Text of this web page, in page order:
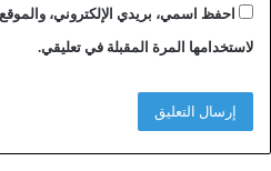
احفظ اسمي، بريدي الإلكتروني،
لاستخدامها المرة المقبلة في تعليقي.